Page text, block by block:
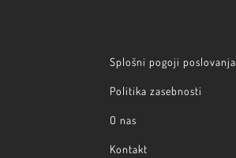
Splošni pogoji poslovanja
Politika zasebnosti
O nas
Kontakt